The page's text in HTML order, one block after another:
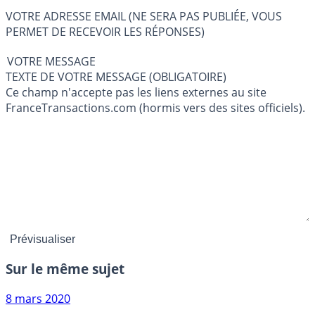
VOTRE ADRESSE EMAIL (NE SERA PAS PUBLIÉE, VOUS
PERMET DE RECEVOIR LES RÉPONSES)
VOTRE MESSAGE
TEXTE DE VOTRE MESSAGE (OBLIGATOIRE)
Ce champ n'accepte pas les liens externes au site
FranceTransactions.com (hormis vers des sites officiels).
Sur le même sujet